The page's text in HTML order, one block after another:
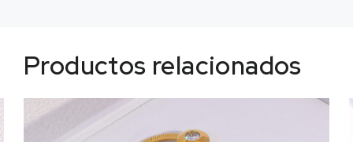
Productos relacionados